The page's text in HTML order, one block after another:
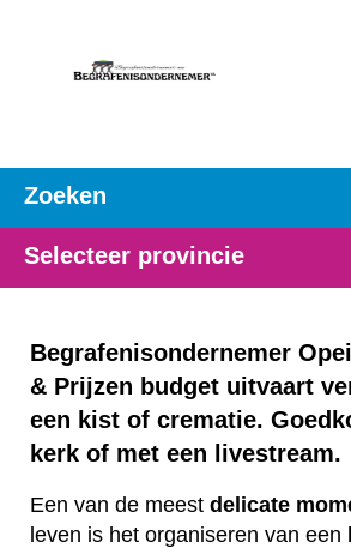
Zoeken
Selecteer provincie
Begrafenisondernemer
& Prijzen budget uitvaart
een kist of crematie.
kerk of met een livestream.
Een van de meest delicate
leven is het organiseren van een